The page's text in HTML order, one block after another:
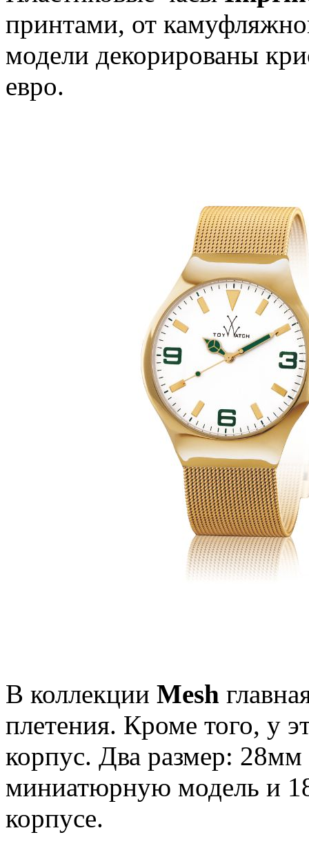
принтами, от
модели декорированы
евро.
В коллекции Mesh
плетения. Кроме того, у
корпус. Два размер:
миниатюрную модель и
корпусе.